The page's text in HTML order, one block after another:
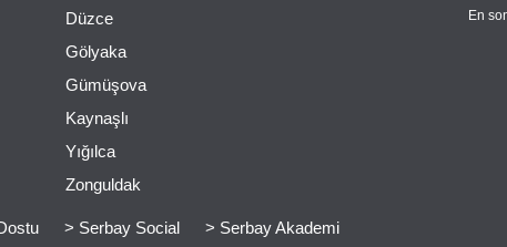
Düzce
Gölyaka
Gümüşova
Kaynaşlı
Yığılca
Zonguldak
En
> Serbay Social > Serbay Akademi